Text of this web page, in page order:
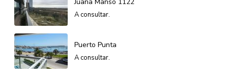
A consultar.
Puerto Punta
A consultar.